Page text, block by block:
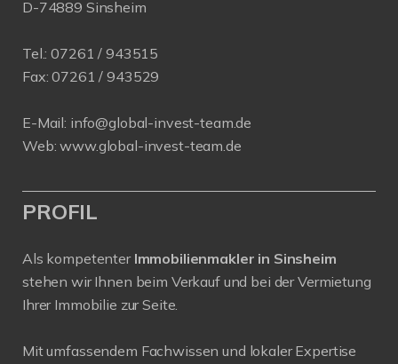
D-74889 Sinsheim
Tel.:07261 / 943515
Fax: 07261 / 943529
E-Mail: info@global-invest-team.de
Web:www.global-invest-team.de
PROFIL
Als kompetenter Immobilienmakler in Sinsheim
stehen wir Ihnen beim Verkauf und bei der Vermietung
Ihrer Immobilie zur Seite.
Mit umfassendem Fachwissen und lokaler Expertise